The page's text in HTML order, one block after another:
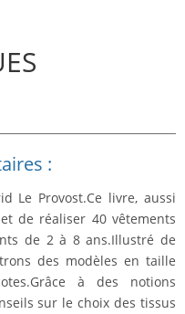
:
Le Provost.Ce livre, aussi
de réaliser 40 vêtements
de 2 à 8 ans.Illustré de
des modèles en taille
à des notions
sur le choix des tissus